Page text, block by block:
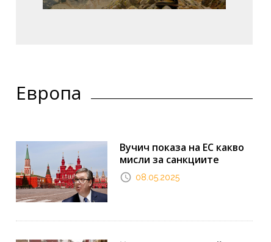
Европа
Вучич показа на ЕС какво
мисли за санкциите
08.05.2025